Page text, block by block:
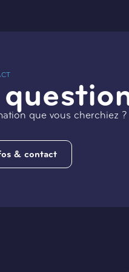
que vous cherchiez ?
& contact